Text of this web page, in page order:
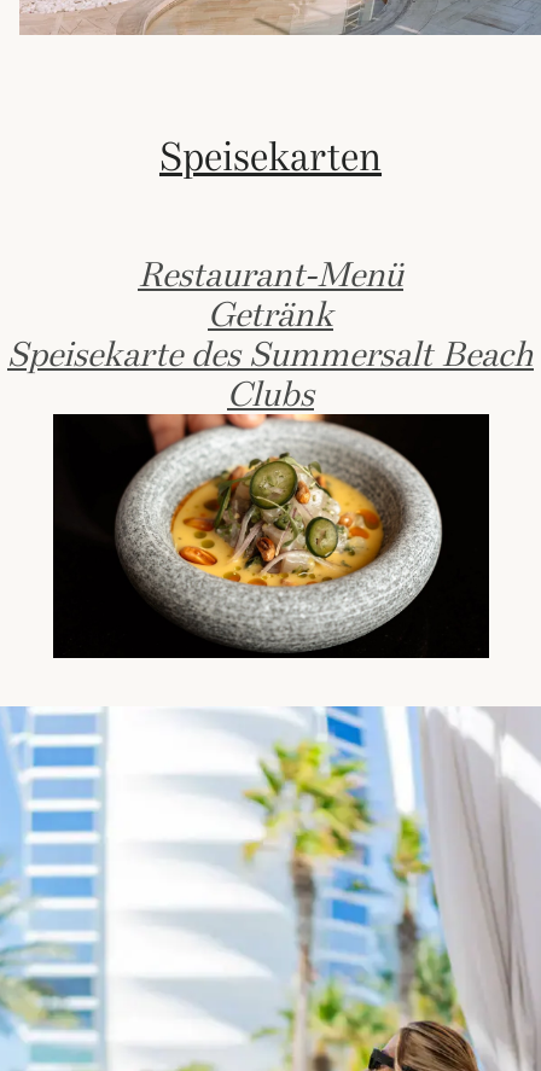
Speisekarten
Restaurant-Menü
Getränk
Speisekarte des Summersalt Beach
Clubs